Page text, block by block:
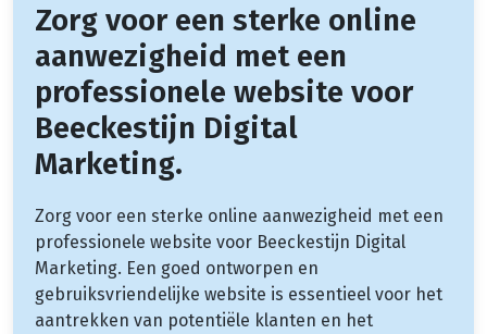
Zorg voor een sterke online
aanwezigheid met een
professionele website voor
Beeckestijn Digital
Marketing.
Zorg voor een sterke online aanwezigheid met een
professionele website voor Beeckestijn Digital
Marketing. Een goed ontworpen en
gebruiksvriendelijke website is essentieel voor het
aantrekken van potentiële klanten en het